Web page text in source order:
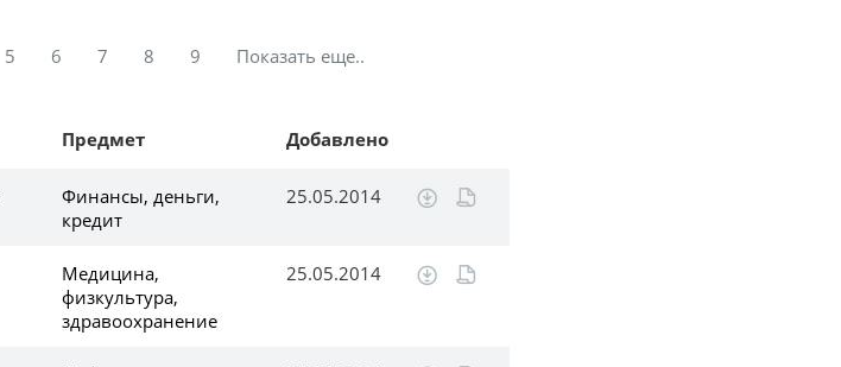
5 6 7 8 9 Показать еще..
Предмет Добавлено
Финансы, деньги,
кредит
25.05.2014
Медицина,
физкультура,
здравоохранение
25.05.2014